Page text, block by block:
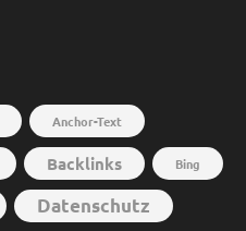
Anchor-Text
Backlinks Bing
Datenschutz